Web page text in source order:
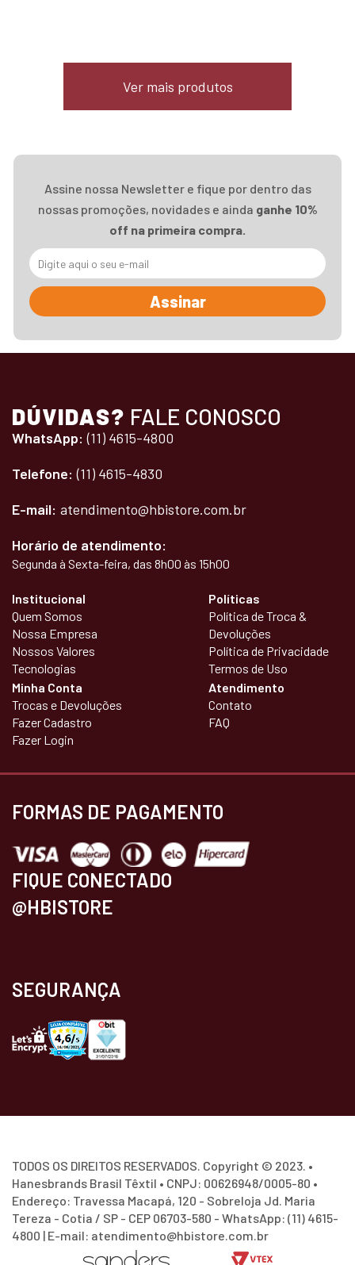
Ver mais produtos
Assine nossa Newsletter e fique por dentro das
nossas promoções, novidades e ainda ganhe 10%
off na primeira compra.
Assinar
DÚVIDAS? FALE CONOSCO
WhatsApp: (11) 4615-4800
Telefone: (11) 4615-4830
E-mail: atendimento@hbistore.com.br
Horário de atendimento:
Segunda à Sexta-feira, das 8h00 às 15h00
Institucional
Quem Somos
Nossa Empresa
Nossos Valores
Tecnologias
Políticas
Política de Troca &
Devoluções
Política de Privacidade
Termos de Uso
Minha Conta
Trocas e Devoluções
Fazer Cadastro
Fazer Login
Atendimento
Contato
FAQ
FORMAS DE PAGAMENTO
FIQUE CONECTADO
@HBISTORE
SEGURANÇA
TODOS OS DIREITOS RESERVADOS. Copyright © 2023. •
Hanesbrands Brasil Têxtil • CNPJ: 00626948/0005-80 •
Endereço: Travessa Macapá, 120 - Sobreloja Jd. Maria
Tereza - Cotia / SP - CEP 06703-580 - WhatsApp: (11) 4615-
4800 | E-mail: atendimento@hbistore.com.br